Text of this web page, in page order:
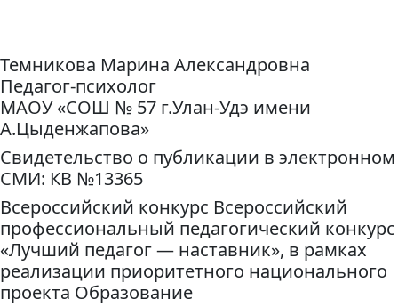
Темникова Марина Александровна
Педагог-психолог
МАОУ «СОШ № 57 г.Улан-Удэ имени
А.Цыденжапова»
Свидетельство о публикации в электронном
СМИ: КВ №13365
Всероссийский конкурс Всероссийский
профессиональный педагогический конкурс
«Лучший педагог — наставник», в рамках
реализации приоритетного национального
проекта Образование